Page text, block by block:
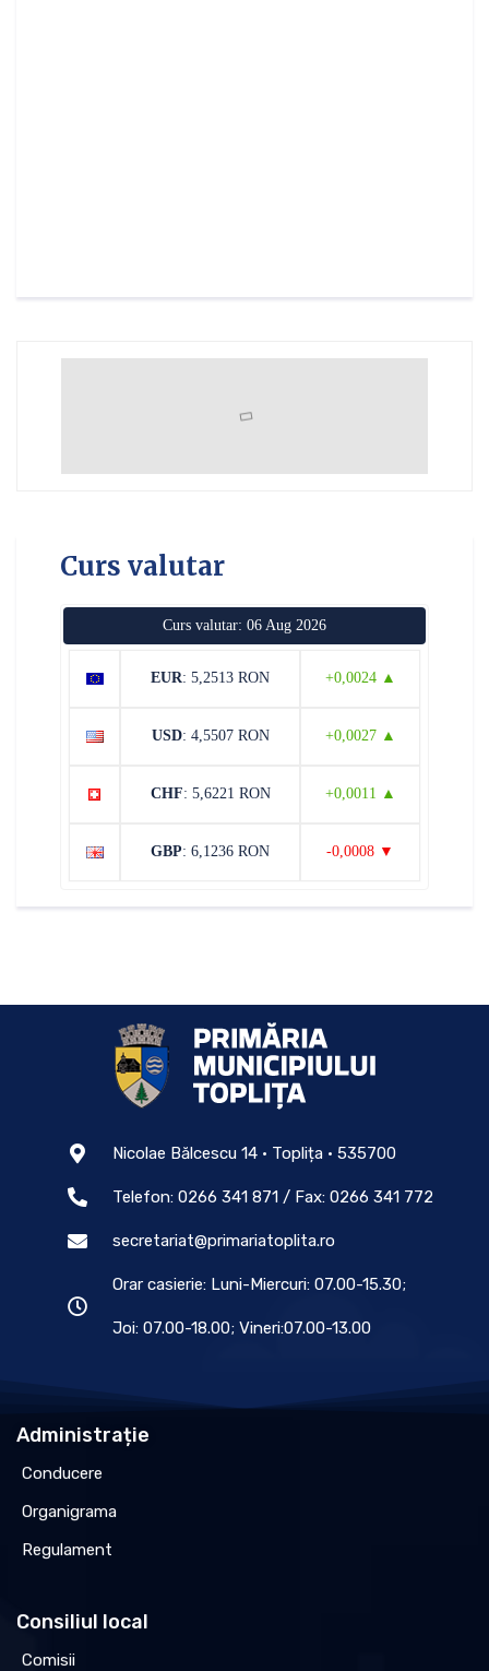
Curs valutar
Curs valutar: 06 Aug 2026
EUR: 5,2513 RON +0,0024 ▲
USD: 4,5507 RON +0,0027 ▲
CHF: 5,6221 RON +0,0011 ▲
GBP: 6,1236 RON -0,0008 ▼
Nicolae Bălcescu 14 • Toplița • 535700
Telefon: 0266 341 871 / Fax: 0266 341 772
secretariat@primariatoplita.ro
Orar casierie: Luni-Miercuri: 07.00-15.30;
Joi: 07.00-18.00; Vineri:07.00-13.00
Administrație
Conducere
Organigrama
Regulament
Consiliul local
Comisii